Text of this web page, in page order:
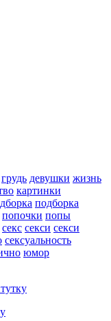
грудь девушки жизнь
картинки
подборка
попочки попы
секс секси секси
сексуальность
юмор